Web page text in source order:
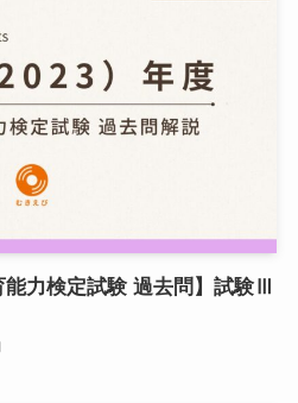
能力検定試験 過去問】試験Ⅲ